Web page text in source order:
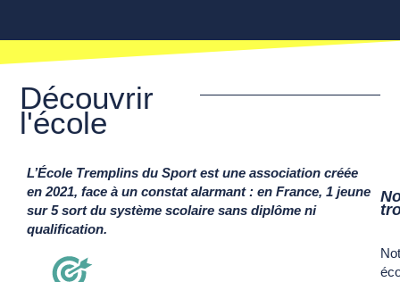
Découvrir
l'école
L’École Tremplins du Sport est une association créée
en 2021, face à un constat alarmant : en France, 1 jeune
sur 5 sort du système scolaire sans diplôme ni
qualification.